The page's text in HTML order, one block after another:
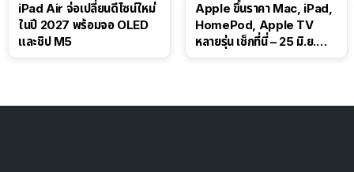
iPad Air จ่อเปลี่ยนดีไซน์ใหม่
ในปี 2027 พร้อมจอ OLED
และชิป M5
Apple ขึ้นราคา Mac, iPad,
HomePod, Apple TV
หลายรุ่น เช็กที่นี่ – 25 มิ.ย.